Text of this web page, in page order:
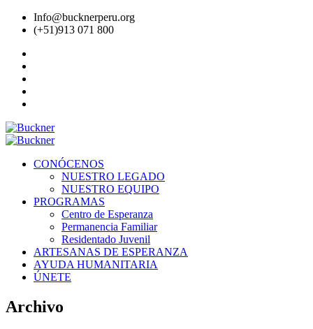
Info@bucknerperu.org
(+51)913 071 800
CONÓCENOS
NUESTRO LEGADO
NUESTRO EQUIPO
PROGRAMAS
Centro de Esperanza
Permanencia Familiar
Residentado Juvenil
ARTESANAS DE ESPERANZA
AYUDA HUMANITARIA
ÚNETE
Archivo